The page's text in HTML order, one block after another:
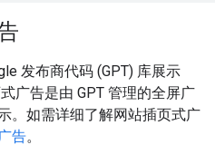
发布商代码 (GPT) 库展示
广告是由 GPT 管理的全屏广
。如需详细了解网站插页式广
告。